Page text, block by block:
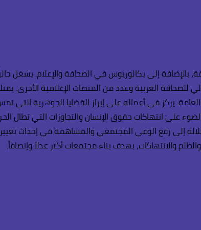
بالإضافة إلى بكالوريوس في الصحافة والإعلام. يشغل
للصحافة العربية وعدد من المنصات الإعلامية
يركز في أعماله على إبراز القضايا الجوهرية التي
على انتهاكات حقوق الإنسان والتجاوزات التي تطال
إلى رفع الوعي المجتمعي والمساهمة في إحداث
والانتهاكات، بهدف بناء مجتمعات أكثر عدلاً وإنصافاً.